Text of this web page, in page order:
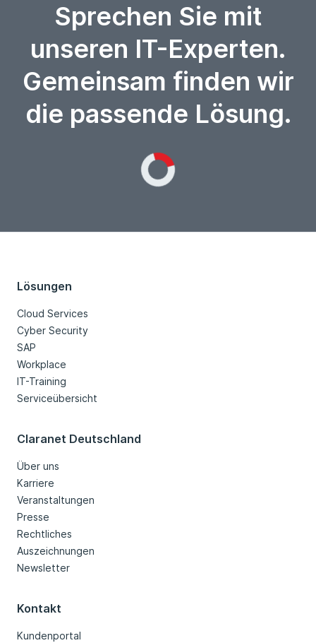
Sprechen Sie mit
unseren IT-Experten.
Gemeinsam finden wir
die passende Lösung.
Lösungen
Cloud Services
Cyber Security
SAP
Workplace
IT-Training
Serviceübersicht
Claranet Deutschland
Über uns
Karriere
Veranstaltungen
Presse
Rechtliches
Auszeichnungen
Newsletter
Kontakt
Kundenportal